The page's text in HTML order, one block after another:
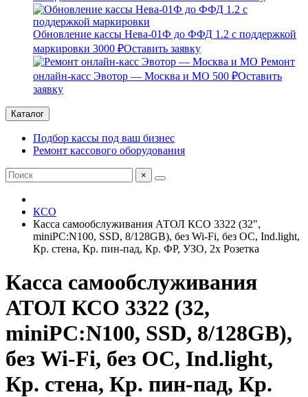
Обновление кассы Нева-01Ф до ФФД 1.2 с поддержкой
маркировки 3000 ₽Оставить заявку
Ремонт
онлайн-касс Эвотор — Москва и МО 500 ₽Оставить
заявку
Каталог
Подбор кассы под ваш бизнес
Ремонт кассового оборудования
×
КСО
Касса самообслуживания АТОЛ КСО 3322 (32",
miniPC:N100, SSD, 8/128GB), без Wi-Fi, без ОС, Ind.light,
Кр. стена, Кр. пин-пад, Кр. ФР, УЗО, 2x Розетка
Касса самообслуживания
АТОЛ КСО 3322 (32,
miniPC:N100, SSD, 8/128GB),
без Wi-Fi, без ОС, Ind.light,
Кр. стена, Кр. пин-пад, Кр.